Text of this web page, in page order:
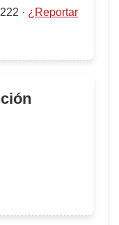
· ¿Reportar